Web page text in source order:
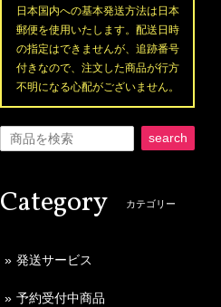
日本国内への基本発送方法は日本
郵便を使用いたします。配送日時
の指定はできませんが、追跡番号
付きなので、注文した商品が行方
不明になる心配がございません。
search
Category カテゴリー
発送サービス
予約受付中商品